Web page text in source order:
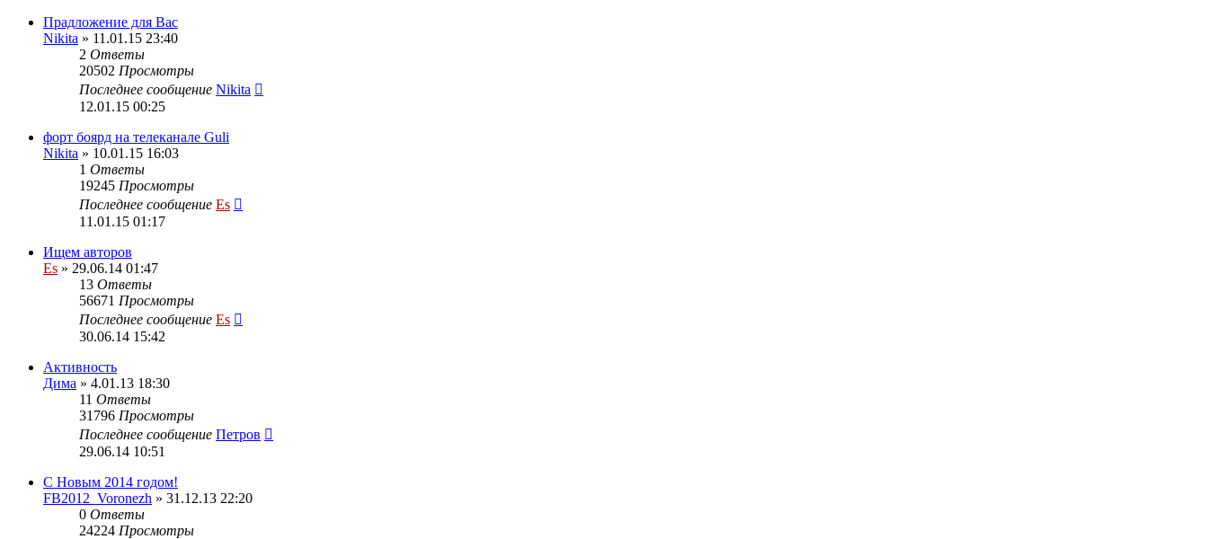
Прадложение для Вас
Nikita » 11.01.15 23:40
2 Ответы
20502 Просмотры
Последнее сообщение Nikita
12.01.15 00:25
форт боярд на телеканале Guli
Nikita » 10.01.15 16:03
1 Ответы
19245 Просмотры
Последнее сообщение Es
11.01.15 01:17
Ищем авторов
Es » 29.06.14 01:47
13 Ответы
56671 Просмотры
Последнее сообщение Es
30.06.14 15:42
Активность
Дима » 4.01.13 18:30
11 Ответы
31796 Просмотры
Последнее сообщение Петров
29.06.14 10:51
С Новым 2014 годом!
FB2012_Voronezh » 31.12.13 22:20
0 Ответы
24224 Просмотры